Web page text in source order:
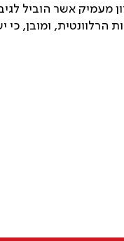
אשר הוביל
הרלוונטית, ומובן,